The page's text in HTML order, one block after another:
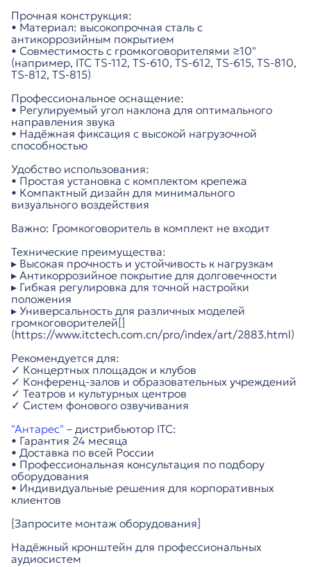
Прочная конструкция:
• Материал: высокопрочная сталь с
антикоррозийным покрытием
• Совместимость с громкоговорителями ≥10"
(например, ITC TS-112, TS-610, TS-612, TS-615, TS-810,
TS-812, TS-815)
Профессиональное оснащение:
• Регулируемый угол наклона для оптимального
направления звука
• Надёжная фиксация с высокой нагрузочной
способностью
Удобство использования:
• Простая установка с комплектом крепежа
• Компактный дизайн для минимального
визуального воздействия
Важно: Громкоговоритель в комплект не входит
Технические преимущества:
▸ Высокая прочность и устойчивость к нагрузкам
▸ Антикоррозийное покрытие для долговечности
▸ Гибкая регулировка для точной настройки
положения
▸ Универсальность для различных моделей
громкоговорителей[]
(https://www.itctech.com.cn/pro/index/art/2883.html)
Рекомендуется для:
✓ Концертных площадок и клубов
✓ Конференц-залов и образовательных учреждений
✓ Театров и культурных центров
✓ Систем фонового озвучивания
"Антарес" – дистрибьютор ITC:
• Гарантия 24 месяца
• Доставка по всей России
• Профессиональная консультация по подбору
оборудования
• Индивидуальные решения для корпоративных
клиентов
[Запросите монтаж оборудования]
Надёжный кронштейн для профессиональных
аудиосистем